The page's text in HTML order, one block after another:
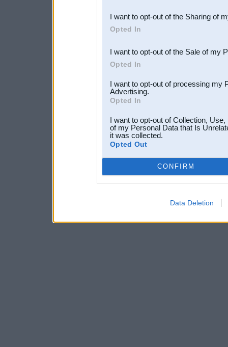
Downstream Participants
third parties.
I want to opt-out of the Sharing of
Opted In
I want to opt-out of the Sale of my
Opted In
I want to opt-out of processing my
Advertising.
Opted In
I want to opt-out of Collection,
of my Personal Data that Is
it was collected.
Opted Out
CONFIRM
Data Deletion